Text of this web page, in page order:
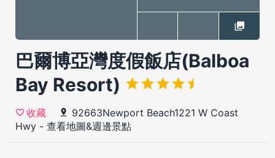
巴爾博亞灣度假飯店(Balboa
Bay Resort)
收藏
92663Newport Beach1221 W Coast
Hwy - 查看地圖&週邊景點